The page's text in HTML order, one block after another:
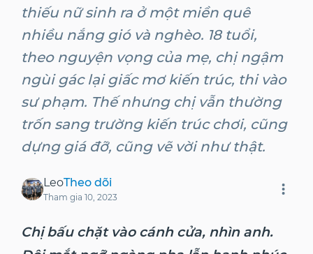
thiếu nữ sinh ra ở một miền quê
nhiều nắng gió và nghèo. 18 tuổi,
theo nguyện vọng của mẹ, chị ngậm
ngùi gác lại giấc mơ kiến trúc, thi vào
sư phạm. Thế nhưng chị vẫn thường
trốn sang trường kiến trúc chơi, cũng
dựng giá đỡ, cũng vẽ vời như thật.
LeoTheo dõi
Tham gia 10, 2023
Chị bấu chặt vào cánh cửa, nhìn anh.